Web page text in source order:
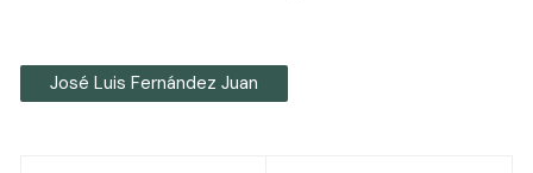
José Luis Fernández Juan